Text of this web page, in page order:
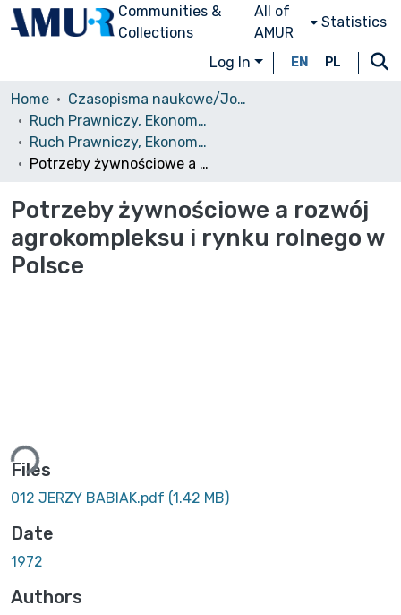
Communities &
Collections
All of
AMUR
Statistics
Log In EN PL
Home
Czasopisma naukowe/Journals
Ruch Prawniczy, Ekonomiczny i Socjologiczny
Ruch Prawniczy, Ekonomiczny i Socjologiczny, 1972, nr 3
Potrzeby żywnościowe a rozwój agrokompleksu i rynku rolnego w Polsce
Potrzeby żywnościowe a rozwój
agrokompleksu i rynku rolnego w
Polsce
Files
012 JERZY BABIAK.pdf (1.42 MB)
Date
1972
Authors